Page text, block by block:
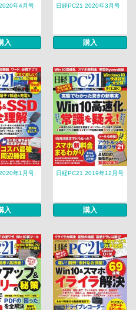
年4月号
入
日経PC21 2020年3月号
購入
年1月号
入
日経PC21 2019年12月号
購入